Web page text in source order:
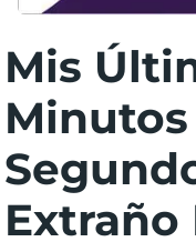
Mis
Minutos
Extraño